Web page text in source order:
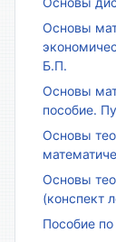
Основы
Б.П.
Основы
пособие.
Основы
Основы
(конспект
Пособие по